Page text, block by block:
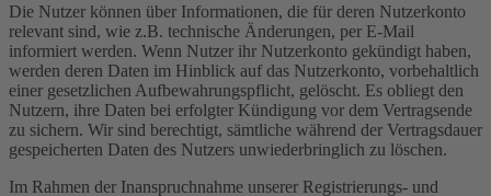
Die Nutzer können über Informationen, die für deren Nutzerkonto
relevant sind, wie z.B. technische Änderungen, per E-Mail
informiert werden. Wenn Nutzer ihr Nutzerkonto gekündigt haben,
werden deren Daten im Hinblick auf das Nutzerkonto, vorbehaltlich
einer gesetzlichen Aufbewahrungspflicht, gelöscht. Es obliegt den
Nutzern, ihre Daten bei erfolgter Kündigung vor dem Vertragsende
zu sichern. Wir sind berechtigt, sämtliche während der Vertragsdauer
gespeicherten Daten des Nutzers unwiederbringlich zu löschen.
Im Rahmen der Inanspruchnahme unserer Registrierungs- und